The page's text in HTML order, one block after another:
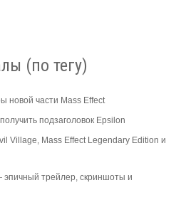
(по тегу)
новой части Mass Effect
подзаголовок Epsilon
Village, Mass Effect Legendary Edition и
эпичный трейлер, скриншоты и